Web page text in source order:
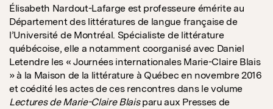
Élisabeth Nardout-Lafarge est professeure émérite au
Département des littératures de langue française de
l’Université de Montréal. Spécialiste de littérature
québécoise, elle a notamment coorganisé avec Daniel
Letendre les « Journées internationales Marie-Claire Blais
» à la Maison de la littérature à Québec en novembre 2016
et coédité les actes de ces rencontres dans le volume
Lectures de Marie-Claire Blaisparu aux Presses de